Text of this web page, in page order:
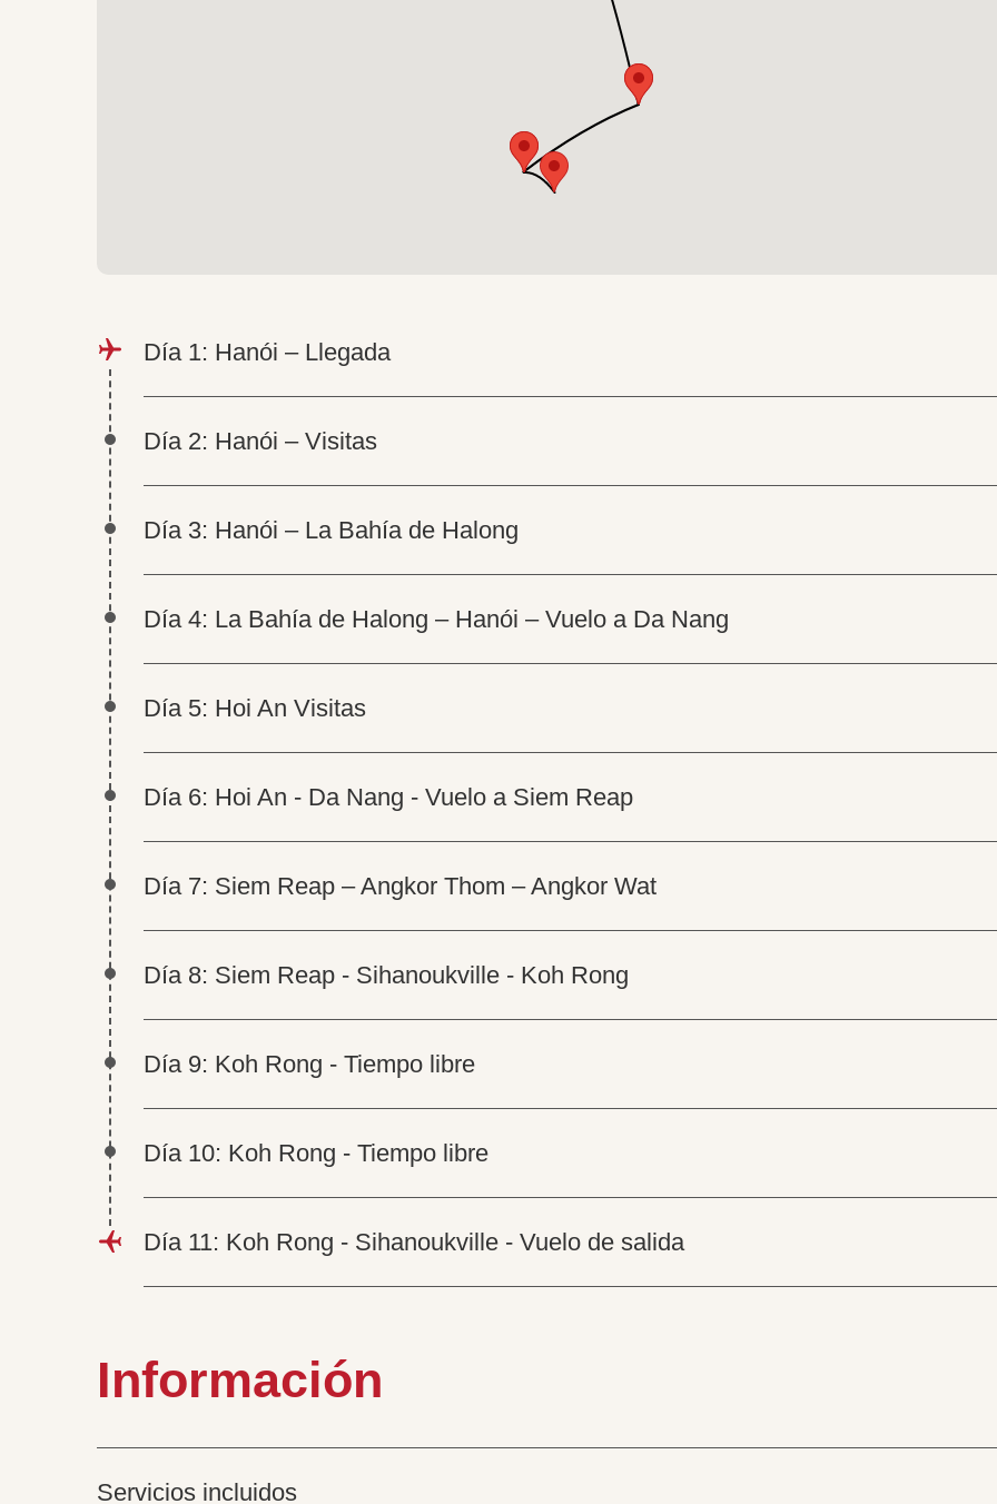
Día 1: Hanói – Llegada
Día 2: Hanói – Visitas
Día 3: Hanói – La Bahía de Halong
Día 4: La Bahía de Halong – Hanói – Vuelo a Da Nang
Día 5: Hoi An Visitas
Día 6: Hoi An - Da Nang - Vuelo a Siem Reap
Día 7: Siem Reap – Angkor Thom – Angkor Wat
Día 8: Siem Reap - Sihanoukville - Koh Rong
Día 9: Koh Rong - Tiempo libre
Día 10: Koh Rong - Tiempo libre
Día 11: Koh Rong - Sihanoukville - Vuelo de salida
Información
Servicios incluidos